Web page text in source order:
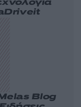
Driveit
Blog